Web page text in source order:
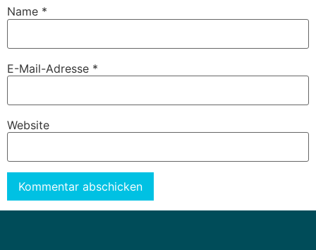
Name *
E-Mail-Adresse *
Website